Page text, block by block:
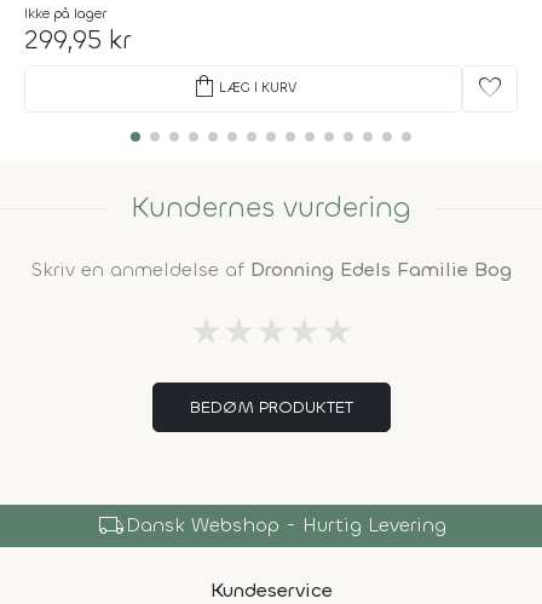
Ikke på lager
299,95 kr
shopping_bag LÆG I KURV favorite
Kundernes vurdering
Skriv en anmeldelse af Dronning Edels Familie Bog
★ ★ ★ ★ ★
BEDØM PRODUKTET
local_shippingDansk Webshop - Hurtig Levering
Kundeservice